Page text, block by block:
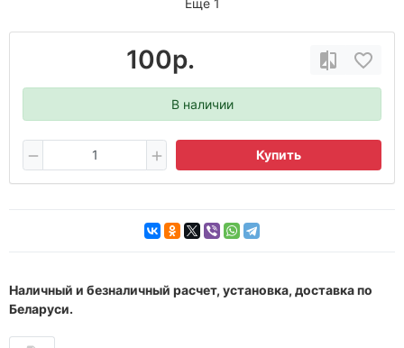
Еще 1
100р.
В наличии
Купить
Наличный и безналичный расчет, установка, доставка по
Беларуси.